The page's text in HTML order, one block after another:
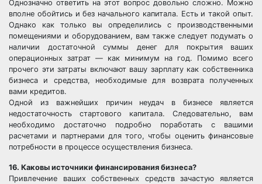
Однозначно ответить на этот вопрос довольно сложно. Можно
вполне обойтись и без начального капитала. Есть и такой опыт.
Однако как только вы определились с производственными
помещениями и оборудованием, вам также следует подумать о
наличии достаточной суммы денег для покрытия ваших
операционных затрат — как минимум на год. Помимо всего
прочего эти затраты включают вашу зарплату как собственника
бизнеса и средства, необходимые для возврата полученных
вами кредитов.
Одной из важнейших причин неудач в бизнесе является
недостаточность стартового капитала. Следовательно, вам
необходимо достаточно подробно поработать с вашими
расчетами и партнерами для того, чтобы оценить финансовые
потребности в процессе осуществления бизнеса.
16. Каковы источники финансирования бизнеса?
Привлечение ваших собственных средств зачастую является